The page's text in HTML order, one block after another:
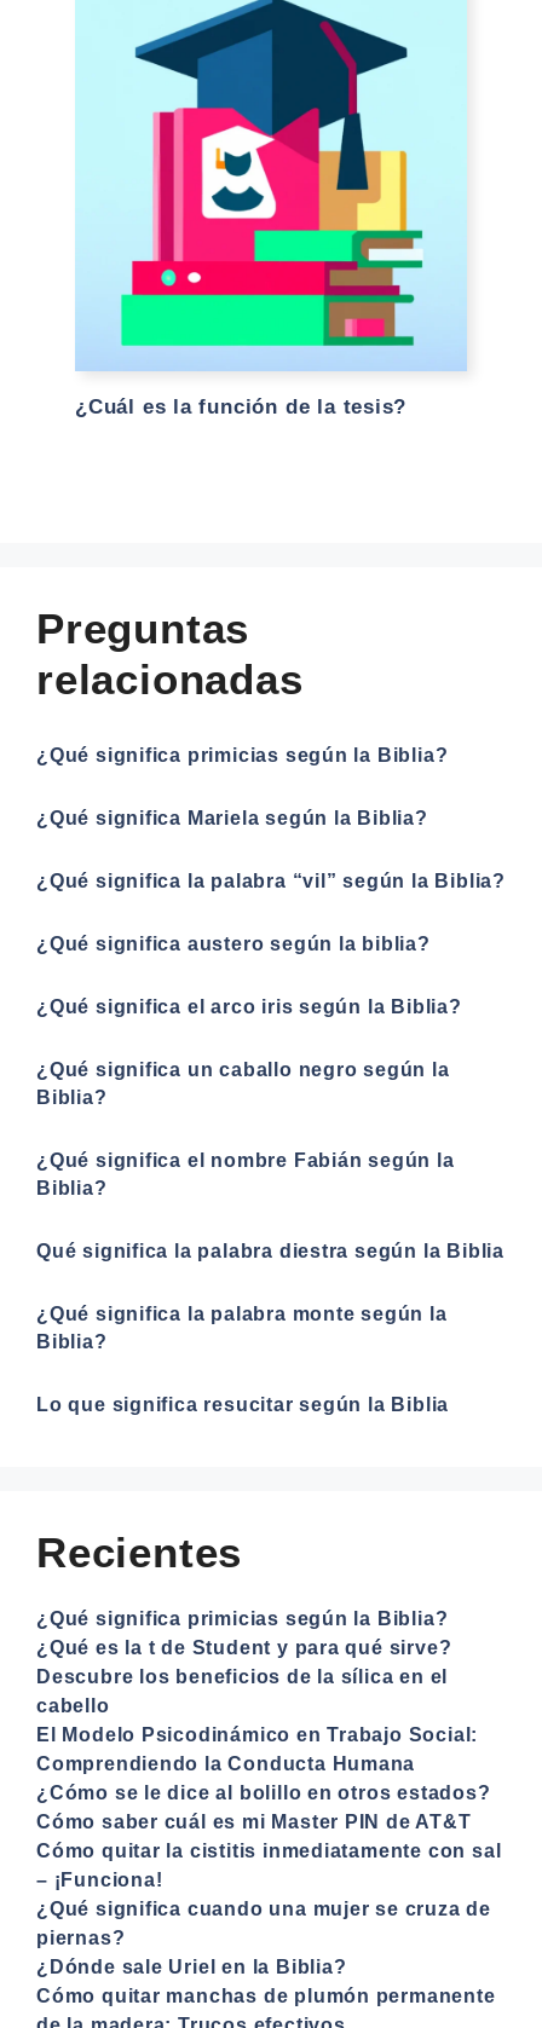
¿Cuál es la función de la tesis?
Preguntas
relacionadas
¿Qué significa primicias según la Biblia?
¿Qué significa Mariela según la Biblia?
¿Qué significa la palabra “vil” según la Biblia?
¿Qué significa austero según la biblia?
¿Qué significa el arco iris según la Biblia?
¿Qué significa un caballo negro según la
Biblia?
¿Qué significa el nombre Fabián según la
Biblia?
Qué significa la palabra diestra según la Biblia
¿Qué significa la palabra monte según la
Biblia?
Lo que significa resucitar según la Biblia
Recientes
¿Qué significa primicias según la Biblia?
¿Qué es la t de Student y para qué sirve?
Descubre los beneficios de la sílica en el
cabello
El Modelo Psicodinámico en Trabajo Social:
Comprendiendo la Conducta Humana
¿Cómo se le dice al bolillo en otros estados?
Cómo saber cuál es mi Master PIN de AT&T
Cómo quitar la cistitis inmediatamente con sal
– ¡Funciona!
¿Qué significa cuando una mujer se cruza de
piernas?
¿Dónde sale Uriel en la Biblia?
Cómo quitar manchas de plumón permanente